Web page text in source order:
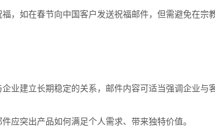
，如在春节向中国客户发送祝福邮件，但需避免在宗
业建立长期稳定的关系，邮件内容可适当强调企业与
应突出产品如何满足个人需求、带来独特价值。